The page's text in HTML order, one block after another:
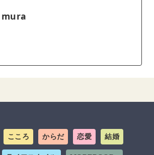
mura
こころ からだ 恋愛 結婚